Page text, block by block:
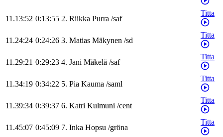
11.13:52 0:13:55 2. Riikka Purra /saf
Titta
11.24:24 0:24:26 3. Matias Mäkynen /sd
Titta
11.29:21 0:29:23 4. Jani Mäkelä /saf
Titta
11.34:19 0:34:22 5. Pia Kauma /saml
Titta
11.39:34 0:39:37 6. Katri Kulmuni /cent
Titta
11.45:07 0:45:09 7. Inka Hopsu /gröna
Titta